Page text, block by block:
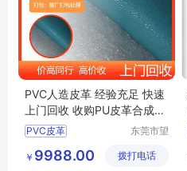
PVC人造皮革 经验充足 快速
上门回收 收购PU皮革合成革
上门高价
PVC皮革
回收PU革 回收人造革
东莞市望
布料商行
￥ 9988.00 拨打电话